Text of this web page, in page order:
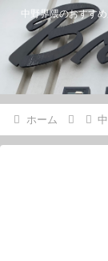
中野界隈のおすす
ホーム